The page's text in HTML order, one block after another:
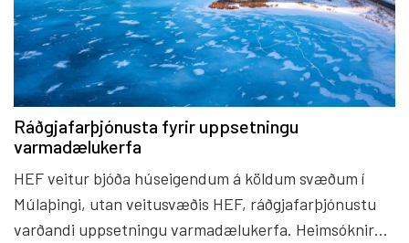
Ráðgjafarþjónusta fyrir uppsetningu
varmadælukerfa
HEF veitur bjóða húseigendum á köldum svæðum í
Múlaþingi, utan veitusvæðis HEF, ráðgjafarþjónustu
varðandi uppsetningu varmadælukerfa. Heimsóknir